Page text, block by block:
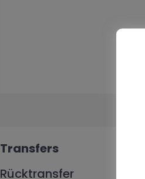
Transfers
Rücktransfer